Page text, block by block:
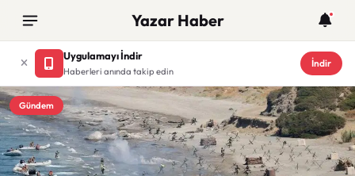
Yazar Haber
Uygulamayı İndir
Haberleri anında takip edin
İndir
Gündem